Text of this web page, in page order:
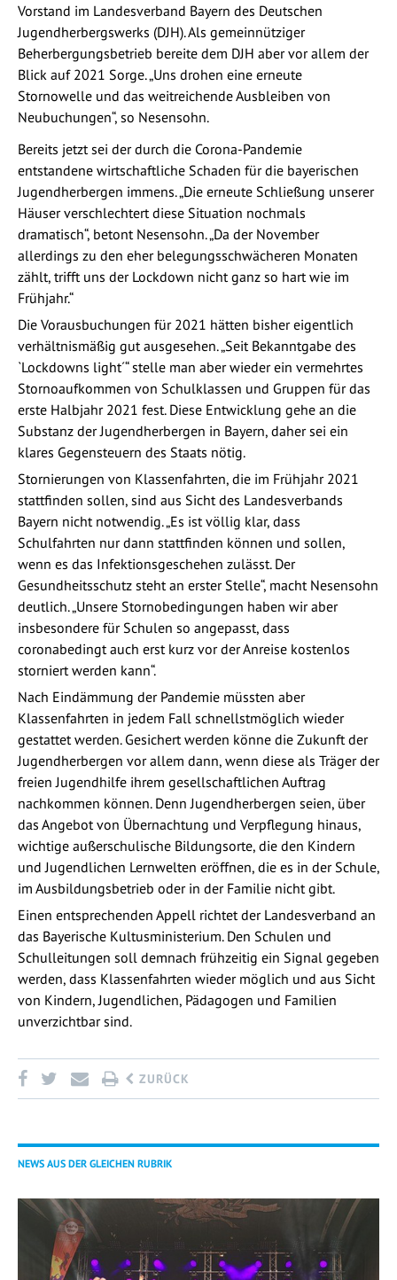
Vorstand im Landesverband Bayern des Deutschen
Jugendherbergswerks (DJH). Als gemeinnütziger
Beherbergungsbetrieb bereite dem DJH aber vor allem der
Blick auf 2021 Sorge. „Uns drohen eine erneute
Stornowelle und das weitreichende Ausbleiben von
Neubuchungen“, so Nesensohn.
Bereits jetzt sei der durch die Corona-Pandemie
entstandene wirtschaftliche Schaden für die bayerischen
Jugendherbergen immens. „Die erneute Schließung unserer
Häuser verschlechtert diese Situation nochmals
dramatisch“, betont Nesensohn. „Da der November
allerdings zu den eher belegungsschwächeren Monaten
zählt, trifft uns der Lockdown nicht ganz so hart wie im
Frühjahr.“
Die Vorausbuchungen für 2021 hätten bisher eigentlich
verhältnismäßig gut ausgesehen. „Seit Bekanntgabe des
`Lockdowns light´“ stelle man aber wieder ein vermehrtes
Stornoaufkommen von Schulklassen und Gruppen für das
erste Halbjahr 2021 fest. Diese Entwicklung gehe an die
Substanz der Jugendherbergen in Bayern, daher sei ein
klares Gegensteuern des Staats nötig.
Stornierungen von Klassenfahrten, die im Frühjahr 2021
stattfinden sollen, sind aus Sicht des Landesverbands
Bayern nicht notwendig. „Es ist völlig klar, dass
Schulfahrten nur dann stattfinden können und sollen,
wenn es das Infektionsgeschehen zulässt. Der
Gesundheitsschutz steht an erster Stelle“, macht Nesensohn
deutlich. „Unsere Stornobedingungen haben wir aber
insbesondere für Schulen so angepasst, dass
coronabedingt auch erst kurz vor der Anreise kostenlos
storniert werden kann“.
Nach Eindämmung der Pandemie müssten aber
Klassenfahrten in jedem Fall schnellstmöglich wieder
gestattet werden. Gesichert werden könne die Zukunft der
Jugendherbergen vor allem dann, wenn diese als Träger der
freien Jugendhilfe ihrem gesellschaftlichen Auftrag
nachkommen können. Denn Jugendherbergen seien, über
das Angebot von Übernachtung und Verpflegung hinaus,
wichtige außerschulische Bildungsorte, die den Kindern
und Jugendlichen Lernwelten eröffnen, die es in der Schule,
im Ausbildungsbetrieb oder in der Familie nicht gibt.
Einen entsprechenden Appell richtet der Landesverband an
das Bayerische Kultusministerium. Den Schulen und
Schulleitungen soll demnach frühzeitig ein Signal gegeben
werden, dass Klassenfahrten wieder möglich und aus Sicht
von Kindern, Jugendlichen, Pädagogen und Familien
unverzichtbar sind.
ZURÜCK
NEWS AUS DER GLEICHEN RUBRIK